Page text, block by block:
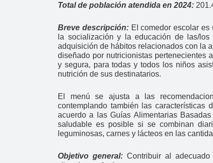
Total de población atendida en 2024:
Breve descripción: El comedor escolar
la socialización y la educación de las/
adquisición de hábitos relacionados con la
diseñado por nutricionistas pertenecientes
y segura, para todas y todos los niños
nutrición de sus destinatarios.
El menú se ajusta a las
contemplando también las
acuerdo a las Guías Alimentarias
saludable es posible si se combinan
leguminosas, carnes y lácteos en las
Objetivo general: Contribuir al